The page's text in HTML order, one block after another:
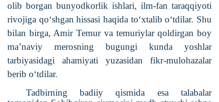
olib borgan bunyodkorlik ishlari, ilm-fan taraqqiyoti
rivojiga qo‘shgan hissasi haqida to‘xtalib o‘tdilar. Shu
bilan birga, Amir Temur va temuriylar qoldirgan boy
ma’naviy merosning bugungi kunda yoshlar
tarbiyasidagi ahamiyati yuzasidan fikr-mulohazalar
berib o‘tdilar.
Tadbirning badiiy qismida esa talabalar